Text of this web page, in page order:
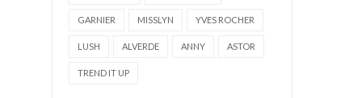
GARNIER MISSLYN YVES ROCHER
LUSH ALVERDE ANNY ASTOR
TREND IT UP